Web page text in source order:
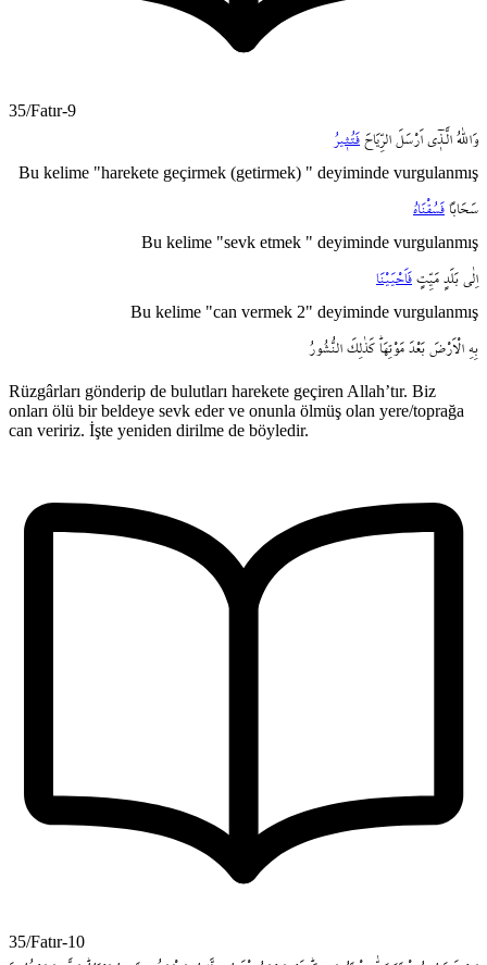
35/Fatır-9
وَاللّٰهُ الَّـذ۪ٓي اَرْسَلَ الرِّيَاحَ فَتُث۪يرُ
Bu kelime "harekete geçirmek (getirmek) " deyiminde vurgulanmış
سَحَاباً فَسُقْنَاهُ
Bu kelime "sevk etmek " deyiminde vurgulanmış
اِلٰى
بَلَدٍ مَيِّتٍ فَاَحْيَيْنَا
Bu kelime "can vermek 2" deyiminde vurgulanmış
بِهِ الْاَرْضَ بَعْدَ مَوْتِهَاۜ كَذٰلِكَ النُّشُورُ
Rüzgârları gönderip de bulutları harekete geçiren Allah’tır. Biz
onları ölü bir beldeye sevk eder ve onunla ölmüş olan yere/toprağa
can veririz. İşte yeniden dirilme de böyledir.
35/Fatır-10